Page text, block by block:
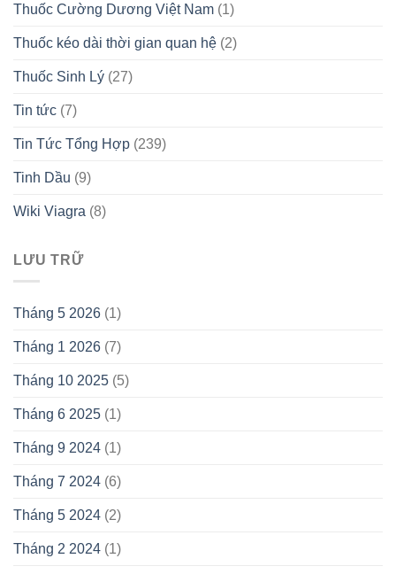
Thuốc Cường Dương Việt Nam (1)
Thuốc kéo dài thời gian quan hệ (2)
Thuốc Sinh Lý (27)
Tin tức (7)
Tin Tức Tổng Hợp (239)
Tinh Dầu (9)
Wiki Viagra (8)
LƯU TRỮ
Tháng 5 2026 (1)
Tháng 1 2026 (7)
Tháng 10 2025 (5)
Tháng 6 2025 (1)
Tháng 9 2024 (1)
Tháng 7 2024 (6)
Tháng 5 2024 (2)
Tháng 2 2024 (1)